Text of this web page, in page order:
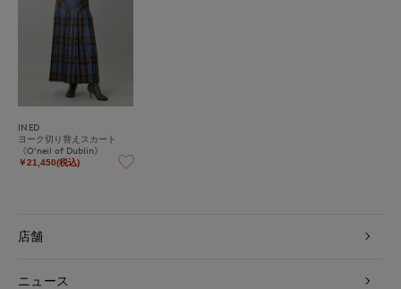
INED
ヨーク切り替えスカート
《O'neil of Dublin》
￥21,450(税込)
店舗
ニュース